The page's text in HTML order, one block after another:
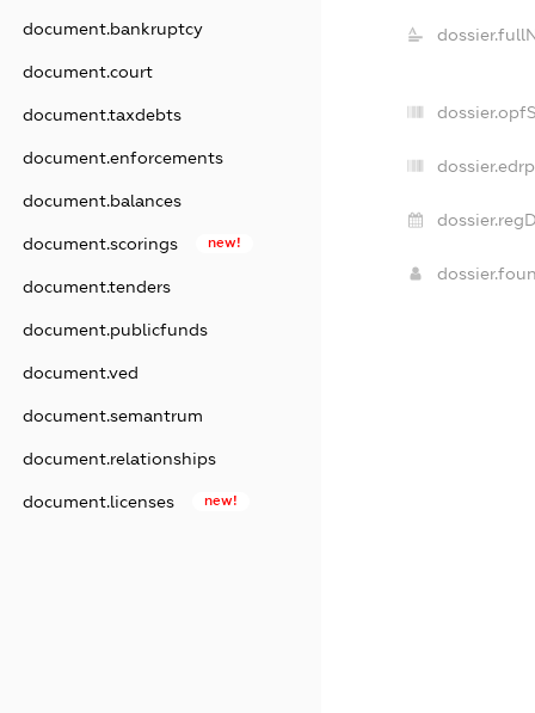
document.bankruptcy
document.court
document.taxdebts
document.enforcements
document.balances
document.scorings new!
document.tenders
document.publicfunds
document.ved
document.semantrum
document.relationships
document.licenses new!